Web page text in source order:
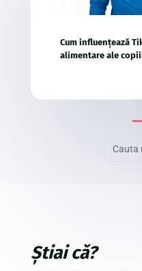
Cum influențează
alimentare ale
Știai că?